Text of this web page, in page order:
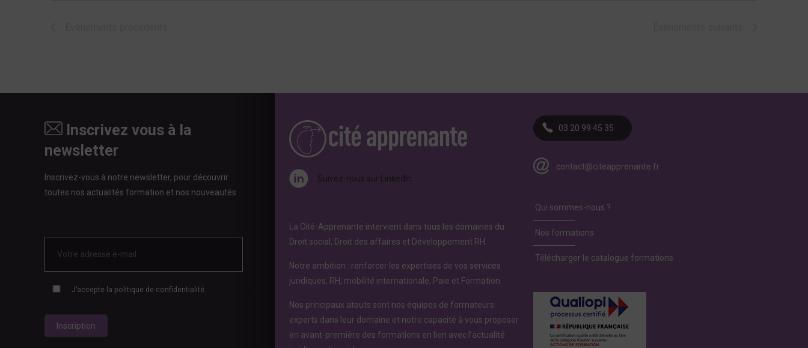
Inscrivez vous à la
newsletter
Inscrivez-vous à notre newsletter, pour découvrir
toutes nos actualités formation et nos nouveautés
mail *
RGPD *
J’accepte la politique de confidentialité.
Suivez-nous sur LinkedIn
La Cité-Apprenante intervient dans tous les domaines du
Droit social, Droit des affaires et Développement RH.
Notre ambition : renforcer les expertises de vos services
juridiques, RH, mobilité internationale, Paie et Formation.
Nos principaux atouts sont nos équipes de formateurs
experts dans leur domaine et notre capacité à vous proposer
en avant-première des formations en lien avec l’actualité
03 20 99 45 35
contact@citeapprenante.fr
Qui sommes-nous ?
Nos formations
Télécharger le catalogue formations